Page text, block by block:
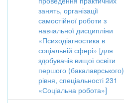
занять, організації
самостійної роботи з
навчальної дисципліни
«Психодіагностика в
соціальній сфері» [для
здобувачів вищої освіти
першого (бакалаврського)
рівня, спеціальності 231
«Соціальна робота»]